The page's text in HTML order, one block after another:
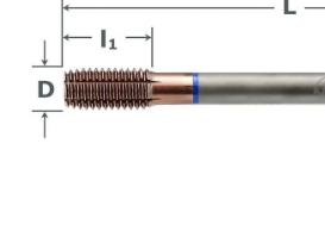
hviezdičiek.